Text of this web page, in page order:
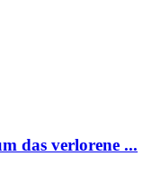
das verlorene ...